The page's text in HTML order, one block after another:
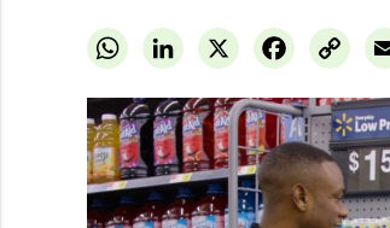
WhatsAppLinkedInX FacebookCopy
Link